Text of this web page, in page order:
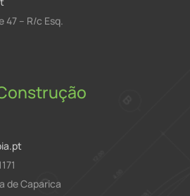
47 – R/c Esq.
de Caparica